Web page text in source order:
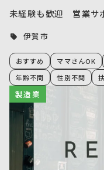
未経験も歓迎 営業サ
伊賀市
おすすめ ママさんOK
年齢不問
性別不問
製造業